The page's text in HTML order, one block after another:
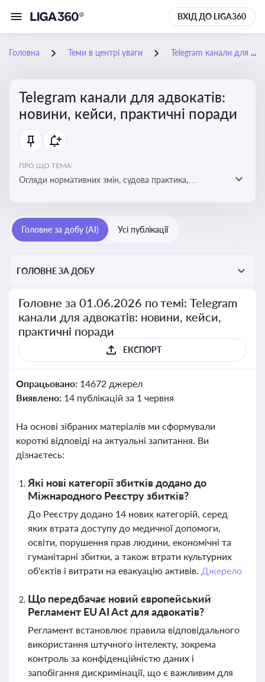
ВХІД ДО LIGA360
Головна Теми в центрі уваги Telegram канали для адвокатів: новини, кейси, практичні поради
Telegram канали для адвокатів:
новини, кейси, практичні поради
ПРО ЩО ТЕМА:
Огляди нормативних змін, судова практика,
адвокатів
Головне за добу (AI) Усі публікації
ГОЛОВНЕ ЗА ДОБУ
Головне за 01.06.2026 по темі: Telegram
канали для адвокатів: новини, кейси,
практичні поради
ЕКСПОРТ
Опрацьовано: 14672 джерел
Виявлено: 14 публікацій за 1 червня
На основі зібраних матеріалів ми сформували
короткі відповіді на актуальні запитання. Ви
дізнаєтесь:
Які нові категорії збитків додано до
Міжнародного Реєстру збитків?
До Реєстру додано 14 нових категорій, серед
яких втрата доступу до медичної допомоги,
освіти, порушення прав людини, економічні та
гуманітарні збитки, а також втрати культурних
об'єктів і витрати на евакуацію активів. Джерело
Що передбачає новий європейський
Регламент EU AI Act для адвокатів?
Регламент встановлює правила відповідального
використання штучного інтелекту, зокрема
контроль за конфіденційністю даних і
запобігання дискримінації, що є важливим для